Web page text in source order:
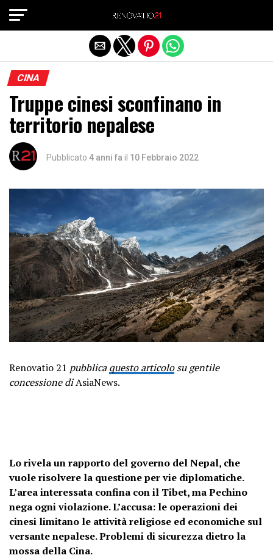
CINA
Truppe cinesi sconfinano in
territorio nepalese
Pubblicato 4 anni fa il 10 Febbraio 2022
Renovatio 21 pubblicaquesto articolosu gentile
concessione diAsiaNews.
Lo rivela un rapporto del governo del Nepal, che
vuole risolvere la questione per vie diplomatiche.
L’area interessata confina con il Tibet, ma Pechino
nega ogni violazione. L’accusa: le operazioni dei
cinesi limitano le attività religiose ed economiche sul
versante nepalese. Problemi di sicurezza dietro la
mossa della Cina.
Exit mobile version